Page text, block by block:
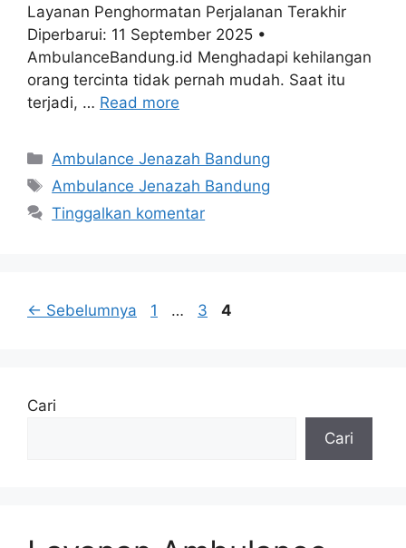
Layanan Penghormatan Perjalanan Terakhir
Diperbarui: 11 September 2025 •
AmbulanceBandung.id Menghadapi kehilangan
orang tercinta tidak pernah mudah. Saat itu
terjadi, … Read more
Kategori
Ambulance Jenazah Bandung
Tag
Ambulance Jenazah Bandung
Tinggalkan komentar
← Sebelumnya Halaman
1 … Halaman
3 Halaman
4
Cari
Cari